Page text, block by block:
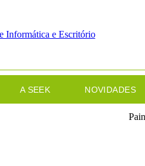
A SEEK NOVIDADES